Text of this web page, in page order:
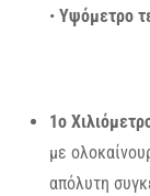
• Υψόμετρο
1ο
με
απόλυτη